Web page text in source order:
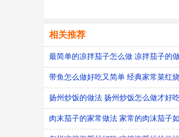
相关推荐
最简单的凉拌茄子怎么做 凉拌茄子的
带鱼怎么做好吃又简单 经典家常菜红
扬州炒饭的做法 扬州炒饭怎么做才好
肉末茄子的家常做法 家常的肉沫茄子